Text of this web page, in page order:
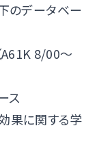
のデータベー
8/00〜
ス
果に関する学